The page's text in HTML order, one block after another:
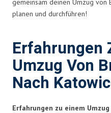
gemeinsam deinen Umzug von
planen und durchführen!
Erfahrungen
Umzug Von
Nach
Erfahrungen zu einem